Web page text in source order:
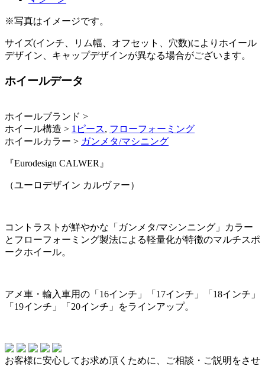
※写真はイメージです。
サイズ(インチ、リム幅、オフセット、穴数)によりホイール
デザイン、キャップデザインが異なる場合がございます。
ホイールデータ
ホイールブランド >
ホイール構造 > 1ピース, フローフォーミング
ホイールカラー > ガンメタ/マシニング
『Eurodesign CALWER』
（ユーロデザイン カルヴァー）
コントラストが鮮やかな「ガンメタ/マシンニング」カラー
とフローフォーミング製法による軽量化が特徴のマルチスポ
ークホイール。
アメ車・輸入車用の「16インチ」「17インチ」「18インチ」
「19インチ」「20インチ」をラインアップ。
お客様に安心してお求め頂くために、ご相談・ご説明をさせ